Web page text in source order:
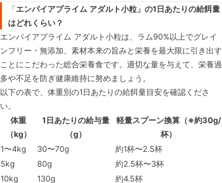
「エンパイアプライム アダルト小粒」の1日あたりの給餌量
はどれくらい？
エンパイアプライム アダルト小粒は、ラム90%以上でグレイ
ンフリー・無添加、素材本来の旨みと栄養を最大限に引き出す
ことにこだわった総合栄養食です。適切な量を与えて、栄養過
多や不足を防ぎ健康維持に努めましょう。
以下の表で、体重別の1日あたりの給餌量目安を確認くださ
い。
体重
（kg）
1日あたりの給与量
（g）
軽量スプーン換算（※約30g/
杯）
1〜4kg
30〜70g
約1杯〜2.5杯
5kg
80g
約2.5杯〜3杯
10kg
130g 約4.5杯